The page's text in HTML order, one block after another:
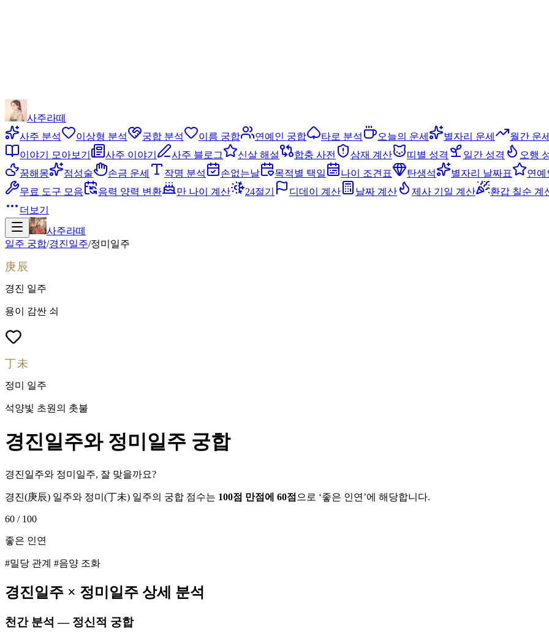
사주라떼
사주 분석
이상형 분석 궁합 분석 이름 궁합 연예인 궁합 타로 분석 오늘의 운세 별자리 운세 월간 운세
이야기 모아보기
사주 이야기 사주 블로그 신살 해설 합충 사전 삼재 계산 띠별 성격 일간 성격 오행
꿈해몽
점성술 손금 운세 작명 분석 손없는날 목적별 택일 나이 조견표 탄생석 별자리 날짜표
연예
무료 도구 모음
음력 양력 변환 만 나이 계산 24절기 디데이 계산 날짜 계산 제사 기일 계산 환갑 칠순 계
더보기
사주라떼
일주 궁합/경진일주/정미 일주
庚辰
경진 일주
용이 감싼 쇠
丁未
정미 일주
석양빛 초원의 촛불
경진일주와 정미일주 궁합
경진일주와 정미일주, 잘 맞을까요?
경진(庚辰) 일주와 정미 (丁未) 일주의 궁합 점수는 100점 만점에 60점 으로 ‘좋은 인연 ’에 해당합니다.
60 / 100
좋은 인연
#밀당 관계 #음양 조화
경진일주 × 정미 일주 상세 분석
천간 분석 — 정신적 궁합